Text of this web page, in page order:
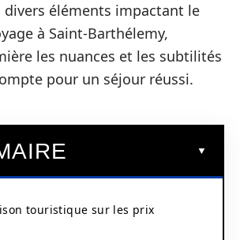
éléments impactant le
à Saint-Barthélemy,
les nuances et les subtilités
pour un séjour réussi.
touristique sur les prix